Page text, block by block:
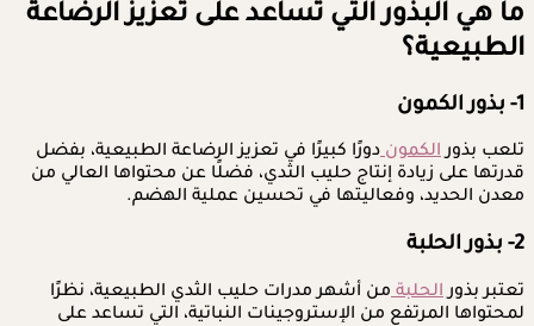
ما هي البذور التي تساعد على تعزيز الرضاعة
الطبيعية؟
1- بذور الكمون
تلعب بذورالكموندورًا كبيرًا في تعزيز الرضاعة الطبيعية، بفضل
قدرتها على زيادة إنتاج حليب الثدي، فضلًا عن محتواها العالي من
معدن الحديد، وفعاليتها في تحسين عملية الهضم.
2- بذور الحلبة
تعتبر بذورالحلبةمن أشهر مدرات حليب الثدي الطبيعية، نظرًا
لمحتواها المرتفع من الإستروجينات النباتية، التي تساعد على